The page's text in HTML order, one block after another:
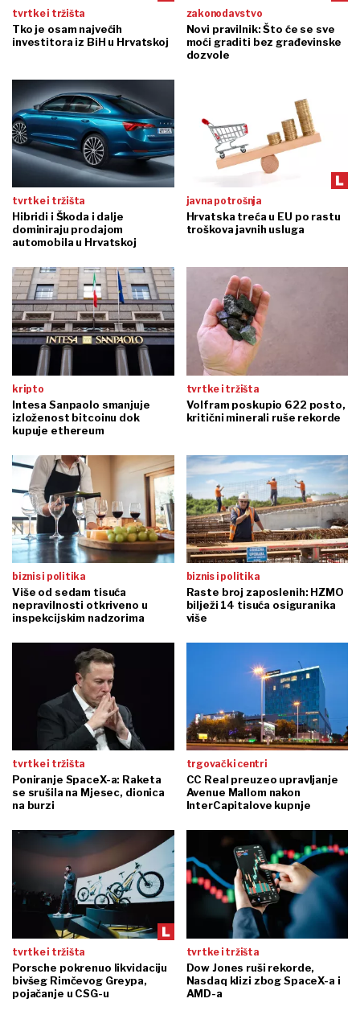
tvrtke i tržišta
Tko je osam najvećih
investitora iz BiH u Hrvatskoj
zakonodavstvo
Novi pravilnik: Što će se sve
moći graditi bez građevinske
dozvole
tvrtke i tržišta
Hibridi i Škoda i dalje
dominiraju prodajom
automobila u Hrvatskoj
javna potrošnja
Hrvatska treća u EU po rastu
troškova javnih usluga
kripto
Intesa Sanpaolo smanjuje
izloženost bitcoinu dok
kupuje ethereum
tvrtke i tržišta
Volfram poskupio 622 posto,
kritični minerali ruše rekorde
biznis i politika
Više od sedam tisuća
nepravilnosti otkriveno u
inspekcijskim nadzorima
biznis i politika
Raste broj zaposlenih: HZMO
bilježi 14 tisuća osiguranika
više
tvrtke i tržišta
Poniranje SpaceX-a: Raketa
se srušila na Mjesec, dionica
na burzi
trgovački centri
CC Real preuzeo upravljanje
Avenue Mallom nakon
InterCapitalove kupnje
tvrtke i tržišta
Porsche pokrenuo likvidaciju
bivšeg Rimčevog Greypa,
pojačanje u CSG-u
tvrtke i tržišta
Dow Jones ruši rekorde,
Nasdaq klizi zbog SpaceX-a i
AMD-a